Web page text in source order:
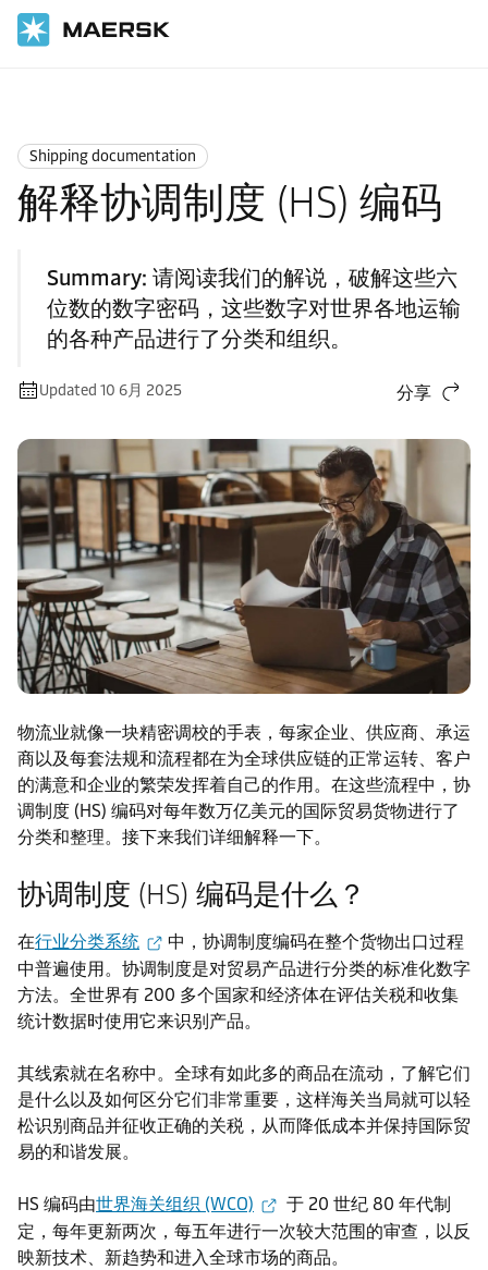
Shipping documentation
解释协调制度 (HS) 编码
Summary: 请阅读我们的解说，破解这些六
位数的数字密码，这些数字对世界各地运输
的各种产品进行了分类和组织。
Updated 10 6月 2025 分享
物流业就像一块精密调校的手表，每家企业、供应商、承运
商以及每套法规和流程都在为全球供应链的正常运转、客户
的满意和企业的繁荣发挥着自己的作用。在这些流程中，协
调制度 (HS) 编码对每年数万亿美元的国际贸易货物进行了
分类和整理。接下来我们详细解释一下。
协调制度 (HS) 编码是什么？
在行业分类系统
中，协调制度编码在整个货物出口过程
中普遍使用。协调制度是对贸易产品进行分类的标准化数字
方法。全世界有 200 多个国家和经济体在评估关税和收集
统计数据时使用它来识别产品。
其线索就在名称中。全球有如此多的商品在流动，了解它们
是什么以及如何区分它们非常重要，这样海关当局就可以轻
松识别商品并征收正确的关税，从而降低成本并保持国际贸
易的和谐发展。
HS 编码由世界海关组织 (WCO)
于 20 世纪 80 年代制
定，每年更新两次，每五年进行一次较大范围的审查，以反
映新技术、新趋势和进入全球市场的商品。